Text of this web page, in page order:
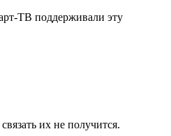
ТВ поддерживали эту
их не получится.